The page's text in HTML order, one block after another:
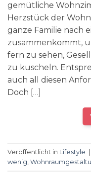
gemütliche
Herzstück der
ganze Familie nach
zusammenkommt,
fern zu sehen,
zu kuscheln.
auch all diesen
Doch […]
Veröffentlicht in Lifestyle
wenig